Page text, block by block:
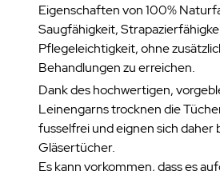
Eigenschaften von 100%
Saugfähigkeit,
Pflegeleichtigkeit, ohne
Behandlungen zu erreichen.
Dank des hochwertigen,
Leinengarns trocknen die
fusselfrei und eignen sich daher
Gläsertücher.
Es kann vorkommen, dass es